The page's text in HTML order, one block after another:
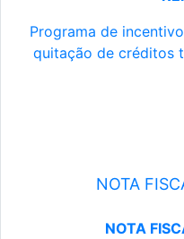
Programa de
quitação de créditos
NOTA
NOTA